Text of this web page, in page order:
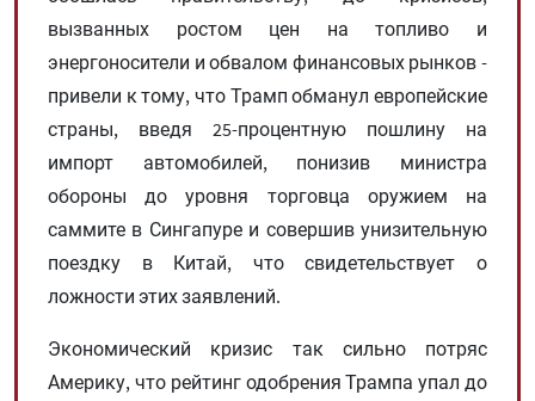
вызванных ростом цен на топливо и
энергоносители и обвалом финансовых рынков -
привели к тому, что Трамп обманул европейские
страны, введя 25-процентную пошлину на
импорт автомобилей, понизив министра
обороны до уровня торговца оружием на
саммите в Сингапуре и совершив унизительную
поездку в Китай, что свидетельствует о
ложности этих заявлений.
Экономический кризис так сильно потряс
Америку, что рейтинг одобрения Трампа упал до